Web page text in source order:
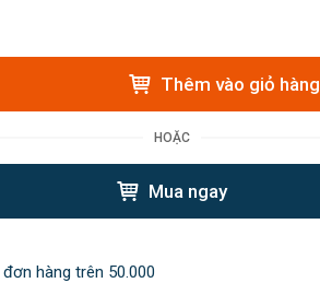
Thêm vào giỏ hàng
HOẶC
Mua ngay
hàng trên 50.000